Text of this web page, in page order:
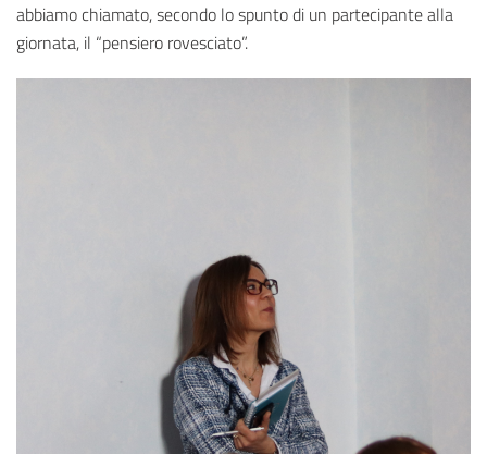
abbiamo chiamato, secondo lo spunto di un partecipante alla
giornata, il “pensiero rovesciato”.